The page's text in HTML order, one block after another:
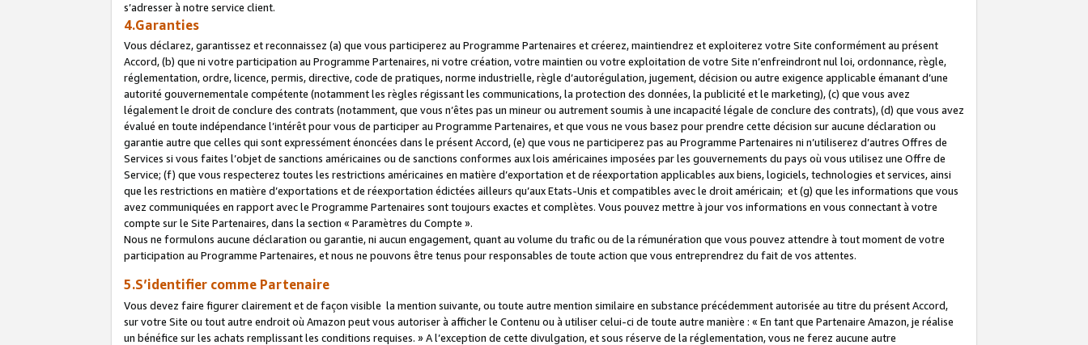
s’adresser à notre service client.
4.Garanties
Vous déclarez, garantissez et reconnaissez (a) que vous participerez au Programme Partenaires et créerez, maintiendrez et exploiterez votre Site conformément au présent
Accord, (b) que ni votre participation au Programme Partenaires, ni votre création, votre maintien ou votre exploitation de votre Site n’enfreindront nul loi, ordonnance, règle,
réglementation, ordre, licence, permis, directive, code de pratiques, norme industrielle, règle d’autorégulation, jugement, décision ou autre exigence applicable émanant d’une
autorité gouvernementale compétente (notamment les règles régissant les communications, la protection des données, la publicité et le marketing), (c) que vous avez
légalement le droit de conclure des contrats (notamment, que vous n’êtes pas un mineur ou autrement soumis à une incapacité légale de conclure des contrats), (d) que vous avez
évalué en toute indépendance l’intérêt pour vous de participer au Programme Partenaires, et que vous ne vous basez pour prendre cette décision sur aucune déclaration ou
garantie autre que celles qui sont expressément énoncées dans le présent Accord, (e) que vous ne participerez pas au Programme Partenaires ni n’utiliserez d’autres Offres de
Services si vous faites l’objet de sanctions américaines ou de sanctions conformes aux lois américaines imposées par les gouvernements du pays où vous utilisez une Offre de
Service; (f) que vous respecterez toutes les restrictions américaines en matière d’exportation et de réexportation applicables aux biens, logiciels, technologies et services, ainsi
que les restrictions en matière d’exportations et de réexportation édictées ailleurs qu’aux Etats-Unis et compatibles avec le droit américain; et (g) que les informations que vous
avez communiquées en rapport avec le Programme Partenaires sont toujours exactes et complètes. Vous pouvez mettre à jour vos informations en vous connectant à votre
compte sur le Site Partenaires, dans la section « Paramètres du Compte ».
Nous ne formulons aucune déclaration ou garantie, ni aucun engagement, quant au volume du trafic ou de la rémunération que vous pouvez attendre à tout moment de votre
participation au Programme Partenaires, et nous ne pouvons être tenus pour responsables de toute action que vous entreprendrez du fait de vos attentes.
5.S’identifier comme Partenaire
Vous devez faire figurer clairement et de façon visible la mention suivante, ou toute autre mention similaire en substance précédemment autorisée au titre du présent Accord,
sur votre Site ou tout autre endroit où Amazon peut vous autoriser à afficher le Contenu ou à utiliser celui-ci de toute autre manière : « En tant que Partenaire Amazon, je réalise
un bénéfice sur les achats remplissant les conditions requises. » A l’exception de cette divulgation, et sous réserve de la réglementation, vous ne ferez aucune autre